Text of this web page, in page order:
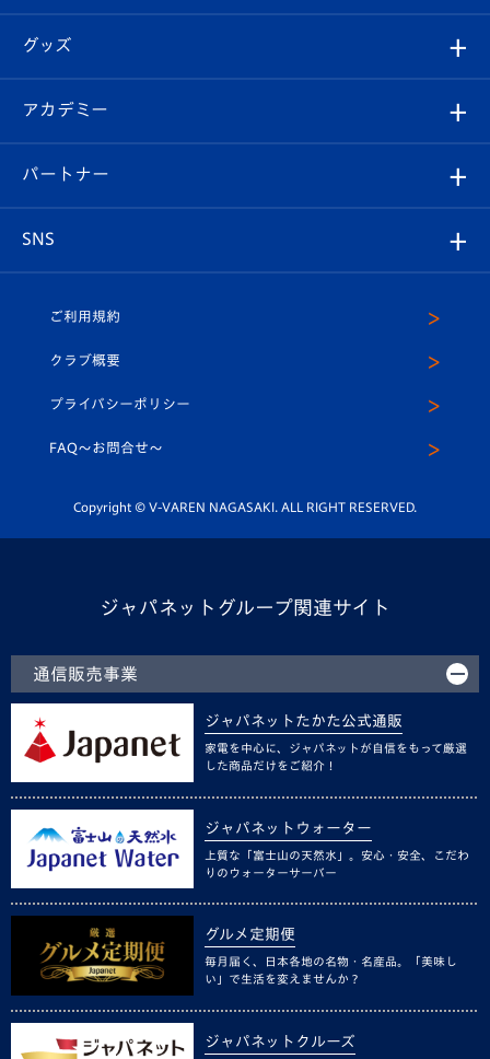
チケット
イベント
メディア
ホームタウン
エンブレム紹介
スタッフプロフィール
マスコット紹介
平和祈念活動
ホームタウン活動
はじめての観戦ガイド
Revive Team
ヴィヴィくんの長崎おもてなしガイド
フォトギャラリー
スタジアムグルメ
チケット
V-LOVERS（ファンクラブ）
プレイヤーズスイート
グッズ
オンラインショップ
店舗情報
アカデミー
育成からのお知らせ
U-18
スクール
パートナー
SNS
ヴィヴィくんインスタグラム
公式LINE＠
ご利用規約
クラブ概要
プライバシーポリシー
FAQ〜お問合せ〜
Copyright © V-VAREN NAGASAKI. ALL RIGHT RESERVED.
ジャパネットグループ関連サイト
通信販売事業
ジャパネットたかた公式通販
家電を中心に、ジャパネットが自信をもって厳選
した商品だけをご紹介！
ジャパネットウォーター
上質な「富士山の天然水」。安心・安全、こだわ
りのウォーターサーバー
グルメ定期便
毎月届く、日本各地の名物・名産品。「美味し
い」で生活を変えませんか？
ジャパネットクルーズ